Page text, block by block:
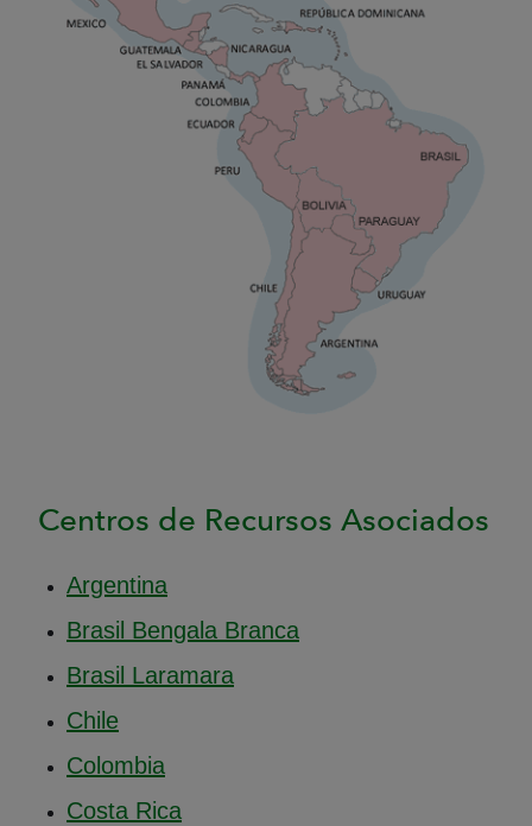
Centros de Recursos Asociados
Argentina
Brasil Bengala Branca
Brasil Laramara
Chile
Colombia
Costa Rica